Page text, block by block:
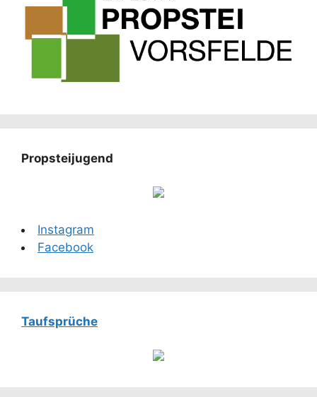
Propsteijugend
Instagram
Facebook
Taufsprüche